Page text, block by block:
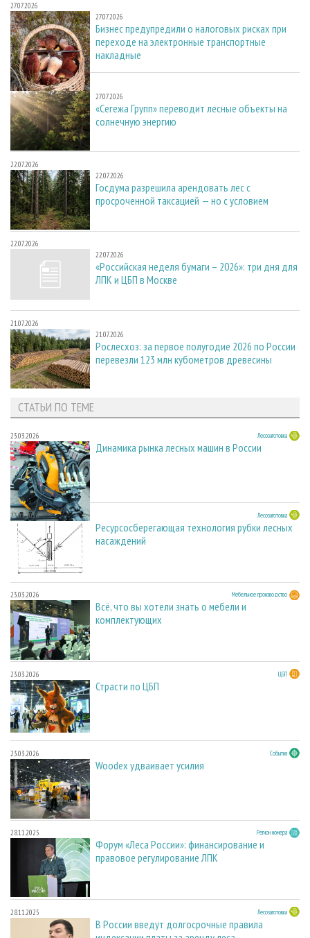
27.07.2026
27.07.2026
Бизнес предупредили о налоговых рисках при
переходе на электронные транспортные
накладные
27.07.2026
27.07.2026
«Сегежа Групп» переводит лесные объекты на
солнечную энергию
22.07.2026
22.07.2026
Госдума разрешила арендовать лес с
просроченной таксацией — но с условием
22.07.2026
22.07.2026
«Российская неделя бумаги – 2026»: три дня для
ЛПК и ЦБП в Москве
21.07.2026
21.07.2026
Рослесхоз: за первое полугодие 2026 по России
перевезли 123 млн кубометров древесины
СТАТЬИ ПО ТЕМЕ
23.03.2026 Лесозаготовка
Динамика рынка лесных машин в России
23.03.2026 Лесозаготовка
Ресурсосберегающая технология рубки лесных
насаждений
23.03.2026 Мебельное производство
Всё, что вы хотели знать о мебели и
комплектующих
23.03.2026 ЦБП
Страсти по ЦБП
23.03.2026 События
Woodex удваивает усилия
28.11.2025 Регион номера
Форум «Леса России»: финансирование и
правовое регулирование ЛПК
28.11.2025 Лесозаготовка
В России введут долгосрочные правила